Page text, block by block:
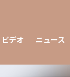
ビデオ ニュース